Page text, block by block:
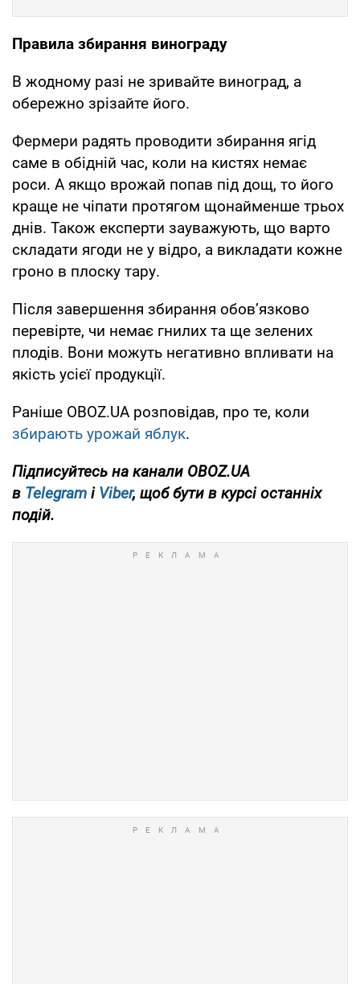
Правила збирання винограду
В жодному разі не зривайте виноград, а
обережно зрізайте його.
Фермери радять проводити збирання ягід
саме в обідній час, коли на кистях немає
роси. А якщо врожай попав під дощ, то його
краще не чіпати протягом щонайменше трьох
днів. Також експерти зауважують, що варто
складати ягоди не у відро, а викладати кожне
гроно в плоску тару.
Після завершення збирання обов’язково
перевірте, чи немає гнилих та ще зелених
плодів. Вони можуть негативно впливати на
якість усієї продукції.
Раніше OBOZ.UA розповідав, про те, коли
збирають урожай яблук.
Підписуйтесь на канали OBOZ.UA
в Telegram і Viber, щоб бути в курсі останніх
подій.